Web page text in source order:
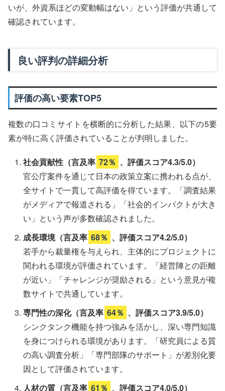
いが、外資系ほどの変動幅はない」という評価が共通して
確認されています。
良い評判の詳細分析
評価の高い要素TOP5
複数の口コミサイトを横断的に分析した結果、以下の5要
素が特に高く評価されていることが判明しました。
社会貢献性（言及率 72％ 、評価スコア4.3/5.0）
官公庁案件を通じて日本の政策立案に携われる点が、
全サイトで一貫して高評価を得ています。「調査結果
がメディアで報道される」「社会的インパクトが大き
い」という声が多数確認されました。
成長環境（言及率 68％ 、評価スコア4.2/5.0）
若手から裁量権を与えられ、主体的にプロジェクトに
関われる環境が評価されています。「経営陣との距離
が近い」「チャレンジが奨励される」という意見が複
数サイトで共通しています。
専門性の深化（言及率 64％ 、評価スコア3.9/5.0）
シンクタンク機能を持つ強みを活かし、深い専門知識
を身につけられる環境があります。「研究員による質
の高い調査分析」「専門部隊のサポート」が差別化要
因として評価されています。
人材の質（言及率 61％ 、評価スコア4.0/5.0）